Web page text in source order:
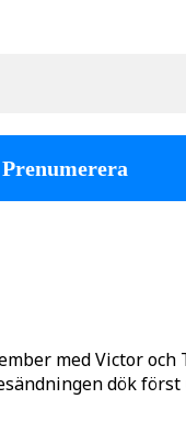
med Victor
dök först